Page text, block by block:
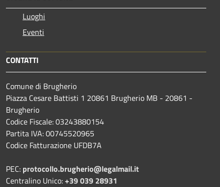
Luoghi
Eventi
CONTATTI
Comune di Brugherio
Piazza Cesare Battisti 1 20861 Brugherio MB - 20861 -
Brugherio
Codice Fiscale: 03243880154
Partita IVA: 00745520965
Codice Fatturazione UFDB7A
PEC: protocollo.brugherio@legalmail.it
Centralino Unico:+39 039 28931